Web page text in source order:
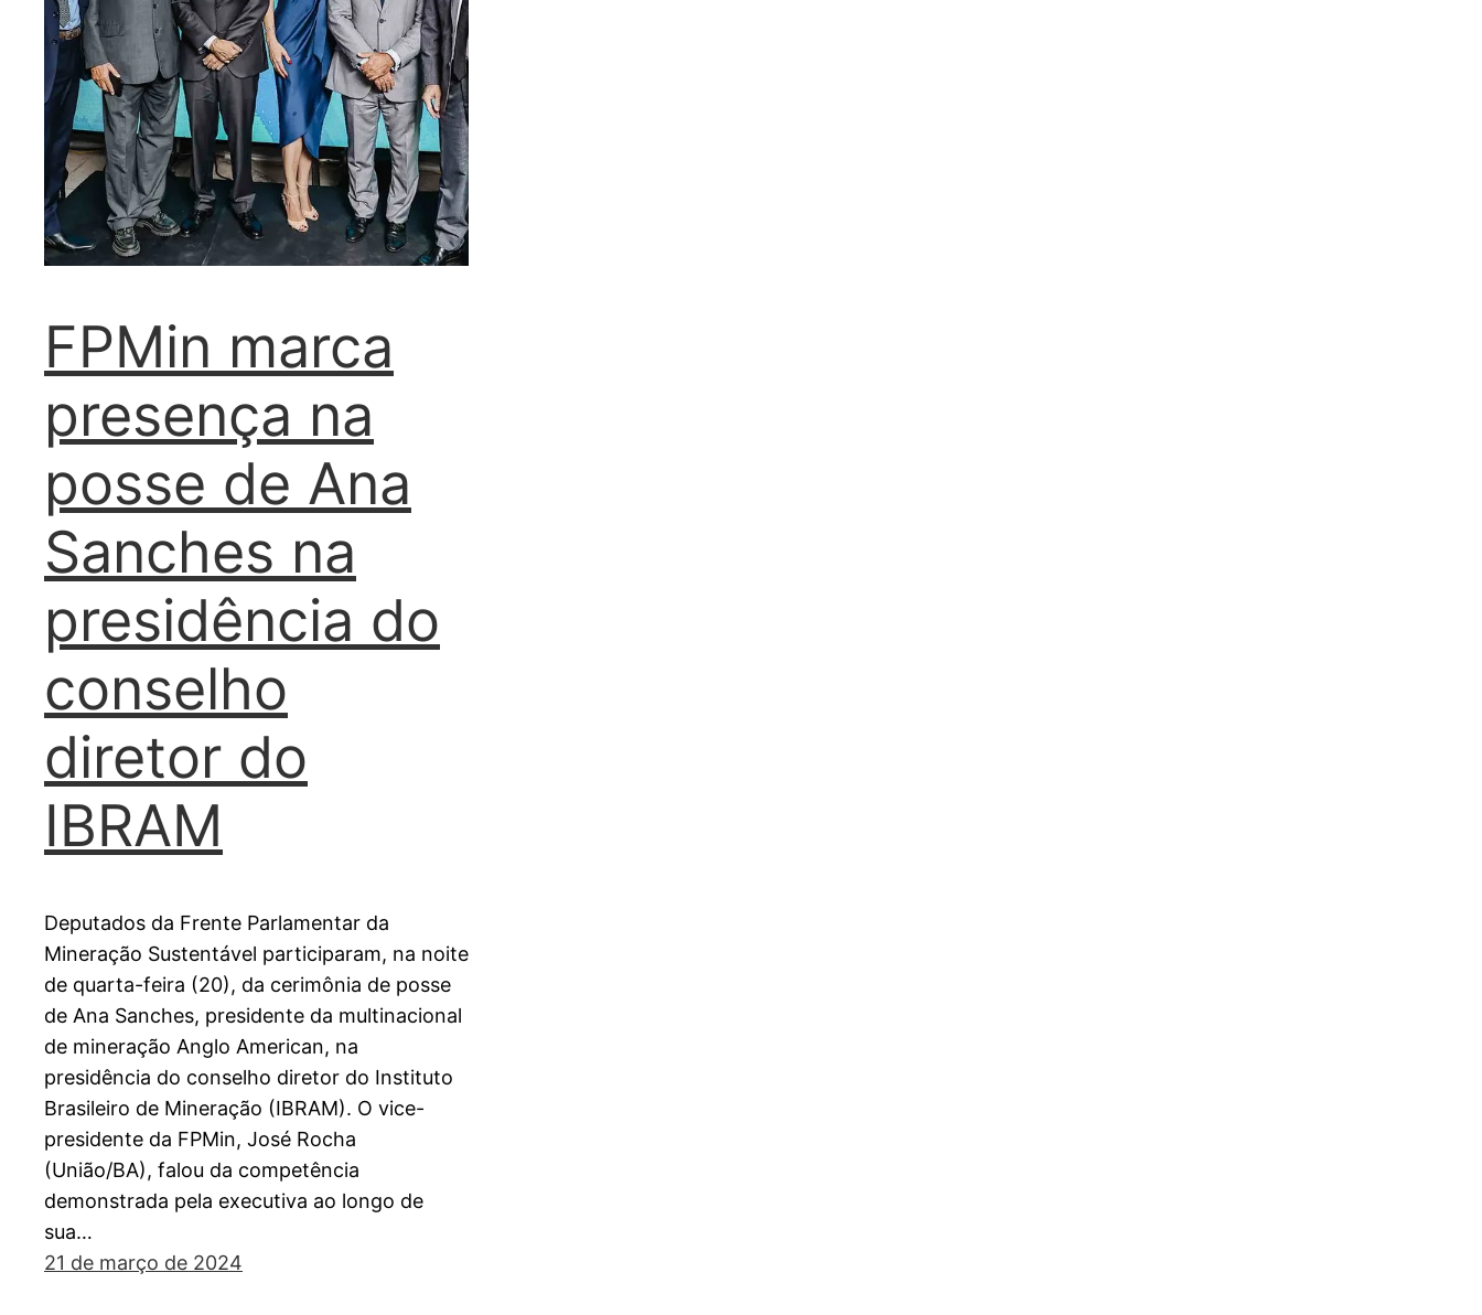
FPMin marca
presença na
posse de Ana
Sanches na
presidência do
conselho
diretor do
IBRAM
Deputados da Frente Parlamentar da
Mineração Sustentável participaram, na noite
de quarta-feira (20), da cerimônia de posse
de Ana Sanches, presidente da multinacional
de mineração Anglo American, na
presidência do conselho diretor do Instituto
Brasileiro de Mineração (IBRAM). O vice-
presidente da FPMin, José Rocha
(União/BA), falou da competência
demonstrada pela executiva ao longo de
sua…
21 de março de 2024